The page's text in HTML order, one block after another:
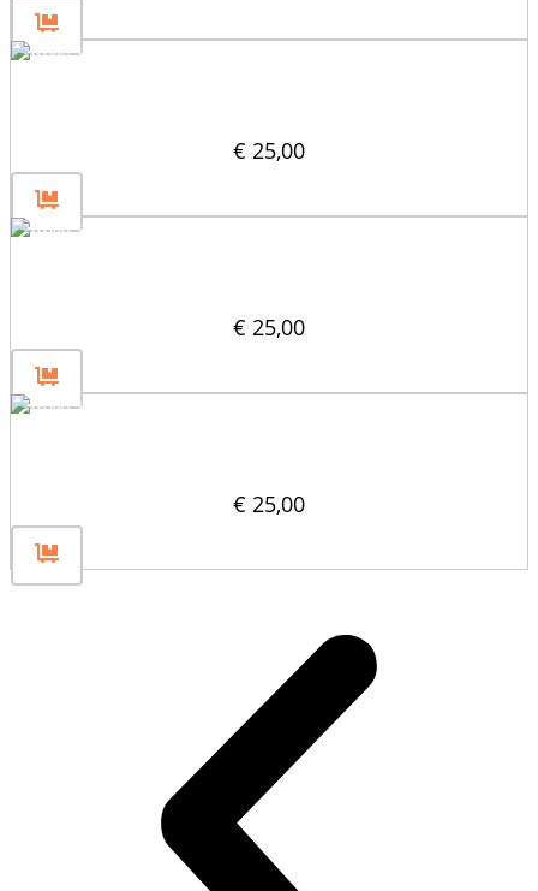
€ 25,00
€ 25,00
€ 25,00